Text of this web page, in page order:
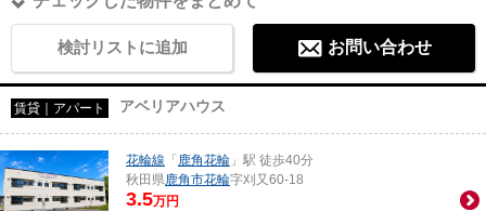
検討リストに追加 お問い合わせ
賃貸｜アパート アベリアハウス
花輪線 「 鹿角花輪 」駅 徒歩40分
秋田県鹿角市花輪字刈又60-18
3.5万円